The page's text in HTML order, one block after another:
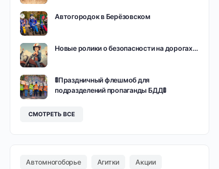
Автогородок в Берёзовском
Новые ролики о безопасности на дорогах…
🚦Праздничный флешмоб для
подразделений пропаганды БДД🚦
СМОТРЕТЬ ВСЕ
Автомногоборье Агитки Акции